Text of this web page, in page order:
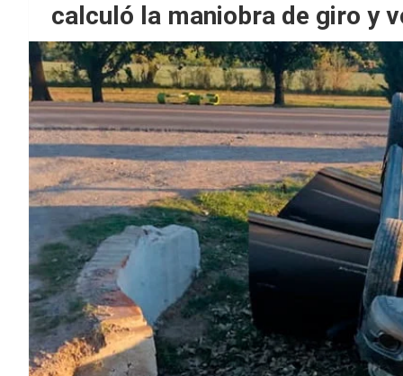
calculó la maniobra de giro y